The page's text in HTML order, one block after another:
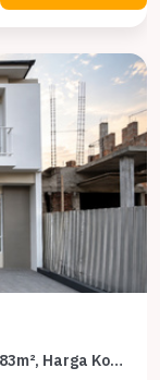
Rumah Dijual di Simongan, Semarang, LB 83m², Harga Kompetitif!